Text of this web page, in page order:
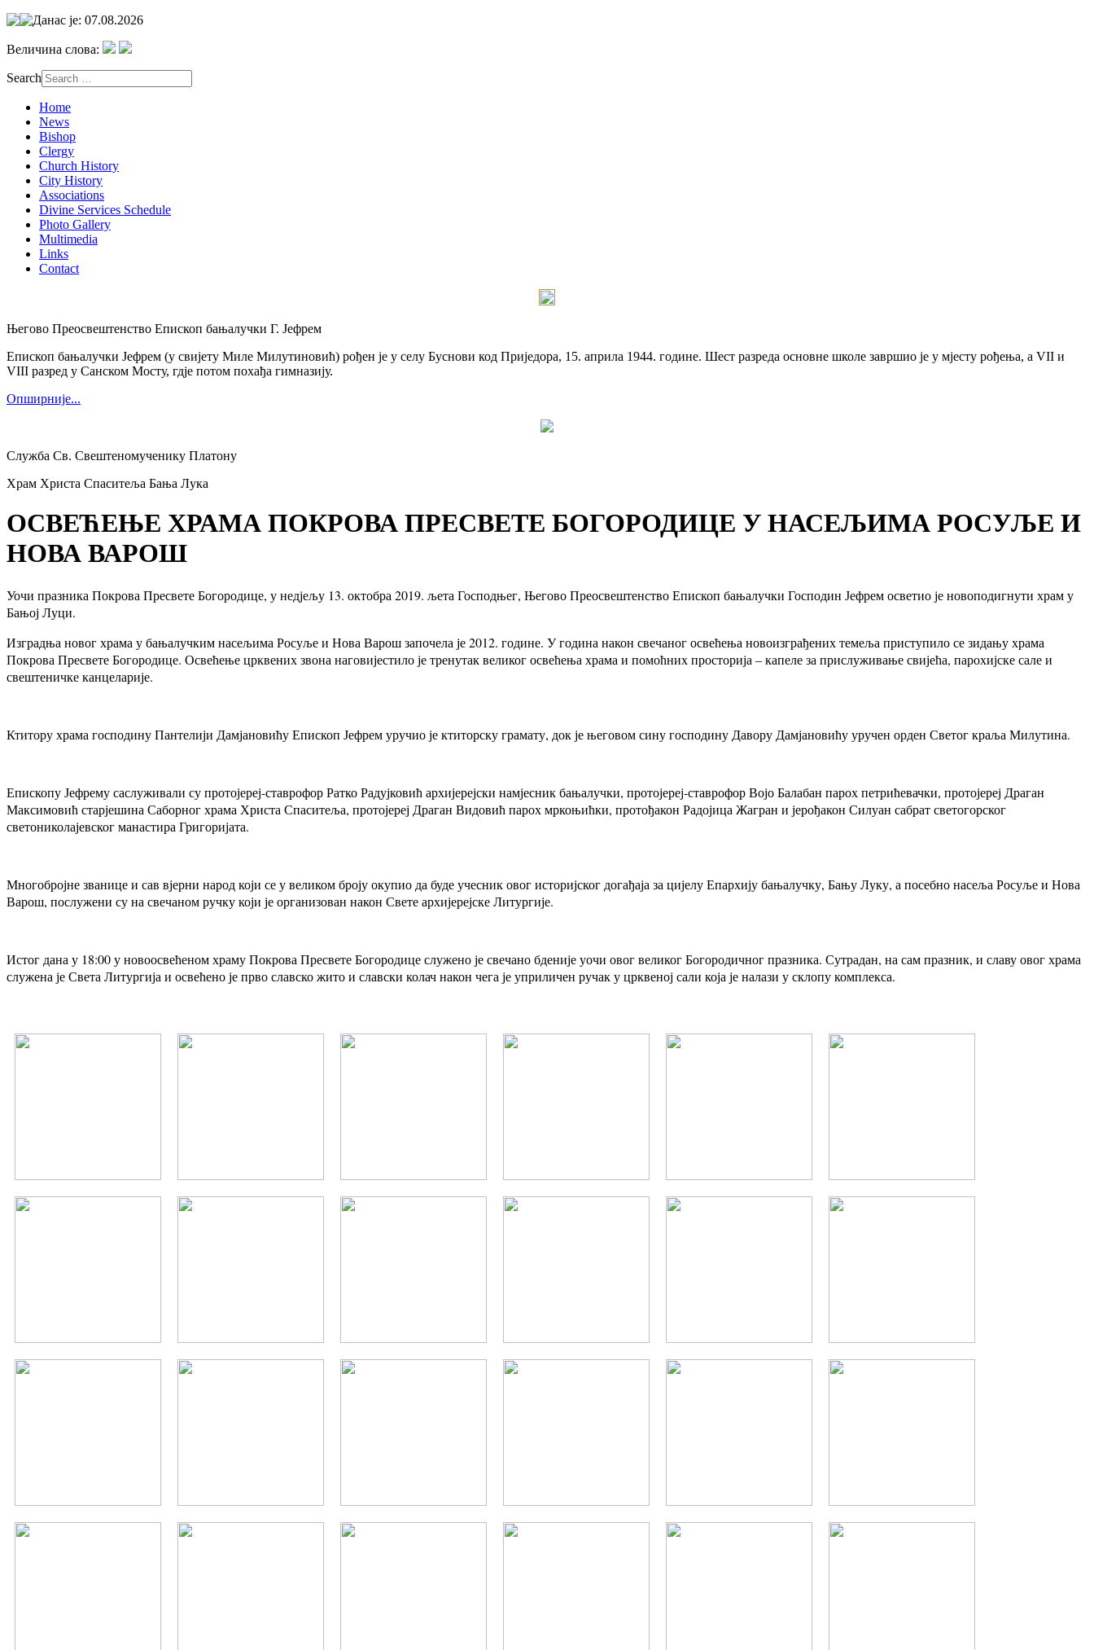
Данас је: 07.08.2026
Величина слова:
Search
Home
News
Bishop
Clergy
Church History
City History
Associations
Divine Services Schedule
Photo Gallery
Multimedia
Links
Contact
Његово Преосвештенство Епископ бањалучки Г. Јефрем
Епископ бањалучки Јефрем (у свијету Миле Милутиновић) рођен је у селу Буснови код Приједора, 15. априла 1944. године. Шест разреда основне школе завршио је у мјесту рођења, а VII и
VIII разред у Санском Мосту, гдје потом похађа гимназију.
Опширније...
Служба Св. Свештеномученику Платону
Храм Христа Спаситеља Бања Лука
ОСВЕЋЕЊЕ ХРАМА ПОКРОВА ПРЕСВЕТЕ БОГОРОДИЦЕ У НАСЕЉИМА РОСУЉЕ И
НОВА ВАРОШ
Уочи празника Покрова Пресвете Богородице, у недјељу 13. октобра 2019. љета Господњег, Његово Преосвештенство Епископ бањалучки Господин Јефрем осветио је новоподигнути храм у
Бањој Луци.
Изградња новог храма у бањалучким насељима Росуље и Нова Варош започела је 2012. године. У година након свечаног освећења новоизграђених темеља приступило се зидању храма
Покрова Пресвете Богородице. Освећење црквених звона наговијестило је тренутак великог освећења храма и помоћних просторија – капеле за прислуживање свијећа, парохијске сале и
свештеничке канцеларије.
Ктитору храма господину Пантелији Дамјановићу Епископ Јефрем уручио је ктиторску грамату, док је његовом сину господину Давору Дамјановићу уручен орден Светог краља Милутина.
Епископу Јефрему саслуживали су протојереј-ставрофор Ратко Радујковић архијерејски намјесник бањалучки, протојереј-ставрофор Војо Балабан парох петрићевачки, протојереј Драган
Максимовић старјешина Саборног храма Христа Спаситеља, протојереј Драган Видовић парох мркоњићки, протођакон Радојица Жагран и јерођакон Силуан сабрат светогорског
светониколајевског манастира Григоријата.
Многобројне званице и сав вјерни народ који се у великом броју окупио да буде учесник овог историјског догађаја за цијелу Епархију бањалучку, Бању Луку, а посебно насеља Росуље и Нова
Варош, послужени су на свечаном ручку који је организован након Свете архијерејске Литургије.
Истог дана у 18:00 у новоосвећеном храму Покрова Пресвете Богородице служено је свечано бденије уочи овог великог Богородичног празника. Сутрадан, на сам празник, и славу овог храма
служена је Света Литургија и освећено је прво славско жито и славски колач након чега је уприличен ручак у црквеној сали која је налази у склопу комплекса.